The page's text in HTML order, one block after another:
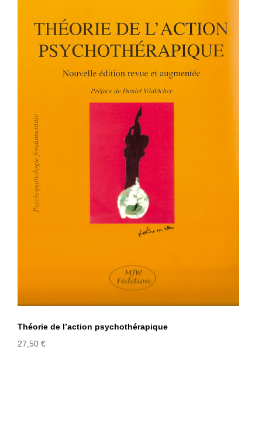
Théorie de l’action psychothérapique
Théorie de l’action psychothérapique
27,50 €